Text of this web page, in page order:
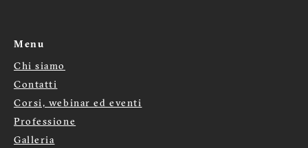
Menu
Menù
footer
Chi siamo
Contatti
Corsi, webinar ed eventi
Professione
Galleria